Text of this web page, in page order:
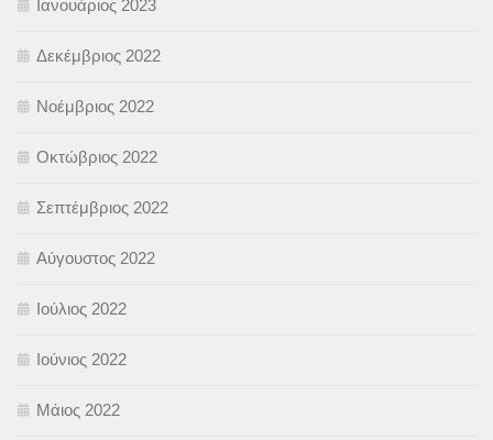
Ιανουάριος 2023
Δεκέμβριος 2022
Νοέμβριος 2022
Οκτώβριος 2022
Σεπτέμβριος 2022
Αύγουστος 2022
Ιούλιος 2022
Ιούνιος 2022
Μάιος 2022